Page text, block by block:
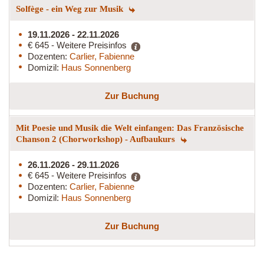
Solfège - ein Weg zur Musik
19.11.2026 - 22.11.2026
€ 645 - Weitere Preisinfos
Dozenten: Carlier, Fabienne
Domizil: Haus Sonnenberg
Zur Buchung
Mit Poesie und Musik die Welt einfangen: Das Französische
Chanson 2 (Chorworkshop) - Aufbaukurs
26.11.2026 - 29.11.2026
€ 645 - Weitere Preisinfos
Dozenten: Carlier, Fabienne
Domizil: Haus Sonnenberg
Zur Buchung